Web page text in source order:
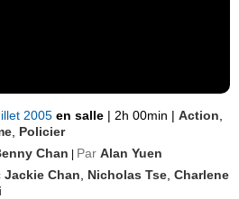
2005en salle | 2h 00min | Action
Policier
Chan | Par Alan Yuen
Jackie Chan Nicholas Tse ,Charlene